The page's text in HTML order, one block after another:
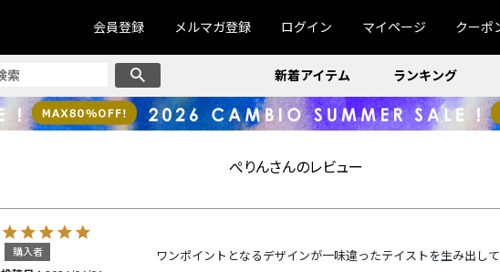
会員登録 メルマガ登録 ログイン マイページ クーポ
新着アイテム ランキング
ぺりんさんのレビュー
購入者 ワンポイントとなるデザインが一味違ったテイストを生み出し